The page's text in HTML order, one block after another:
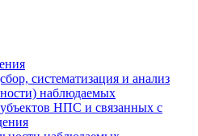
систематизация и анализ
наблюдаемых
НПС и связанных с